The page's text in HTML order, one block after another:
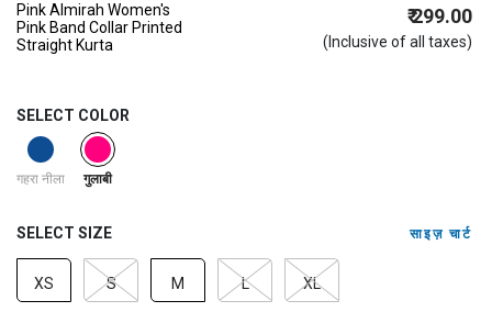
Pink Almirah Women's
Pink Band Collar Printed
Straight Kurta
₹ 299.00
(Inclusive of all taxes)
SELECT COLOR
गहरा नीला selected
गुलाबी
SELECT SIZE साइज़ चार्ट
XS S M L XL